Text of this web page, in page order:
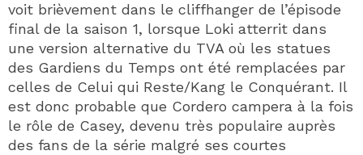
voit brièvement dans le cliffhanger de l’épisode
final de la saison 1, lorsque Loki atterrit dans
une version alternative du TVA où les statues
des Gardiens du Temps ont été remplacées par
celles de Celui qui Reste/Kang le Conquérant. Il
est donc probable que Cordero campera à la fois
le rôle de Casey, devenu très populaire auprès
des fans de la série malgré ses courtes